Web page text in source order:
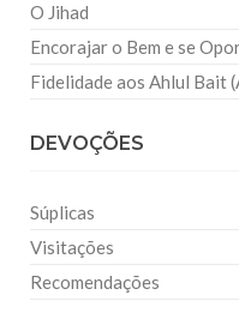
O Jihad
Encorajar o Bem e se
Fidelidade aos Ahlul Bait
DEVOÇÕES
Súplicas
Visitações
Recomendações